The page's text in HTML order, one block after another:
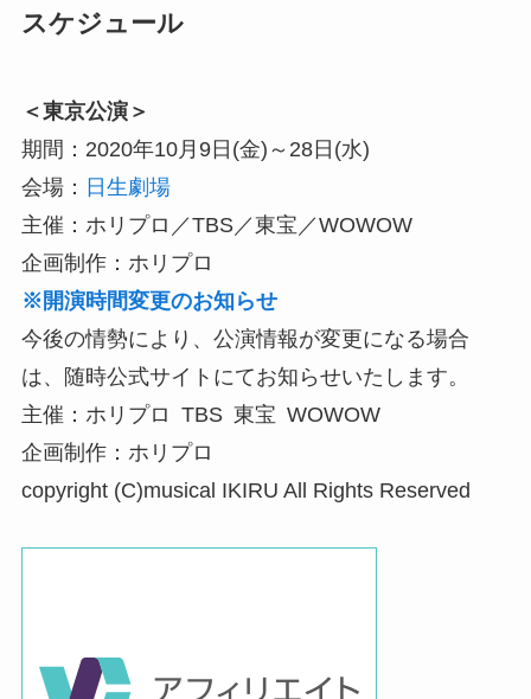
スケジュール
＜東京公演＞
期間：2020年10月9日(金)～28日(水)
会場： 日生劇場
主催：ホリプロ／TBS／東宝／WOWOW
企画制作：ホリプロ
※開演時間変更のお知らせ
今後の情勢により、公演情報が変更になる場合
は、随時公式サイトにてお知らせいたします。
主催：ホリプロ TBS 東宝 WOWOW
企画制作：ホリプロ
copyright (C)musical IKIRU All Rights Reserved